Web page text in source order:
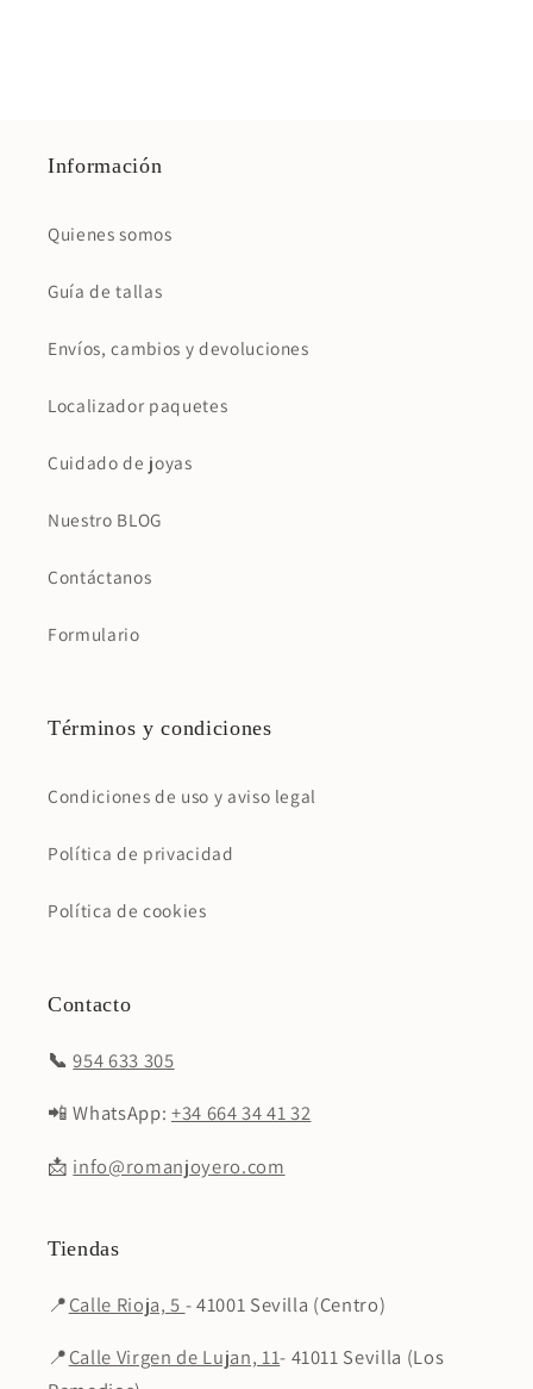
Información
Quienes somos
Guía de tallas
Envíos, cambios y devoluciones
Localizador paquetes
Cuidado de joyas
Nuestro BLOG
Contáctanos
Formulario
Términos y condiciones
Condiciones de uso y aviso legal
Política de privacidad
Política de cookies
Contacto
📞954 633 305
📲 WhatsApp: +34 664 34 41 32
📩 info@romanjoyero.com
Tiendas
📍Calle Rioja, 5 - 41001 Sevilla (Centro)
📍Calle Virgen de Lujan, 11- 41011 Sevilla (Los